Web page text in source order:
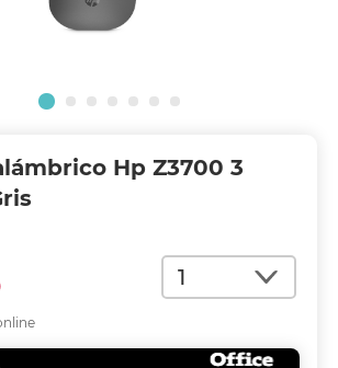
Hp Z3700 3
Cantidad